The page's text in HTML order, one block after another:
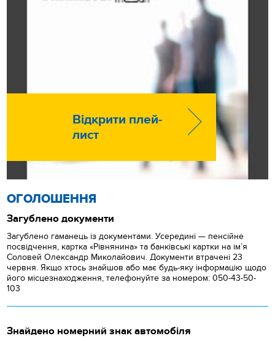
Відкрити плей-
лист
ОГОЛОШЕННЯ
Загублено документи
Загублено гаманець із документами. Усередині — пенсійне
посвідчення, картка «Рівнянина» та банківські картки на ім’я
Соловей Олександр Миколайович. Документи втрачені 23
червня. Якщо хтось знайшов або має будь-яку інформацію щодо
його місцезнаходження, телефонуйте за номером: 050-43-50-
103
Знайдено номерний знак автомобіля